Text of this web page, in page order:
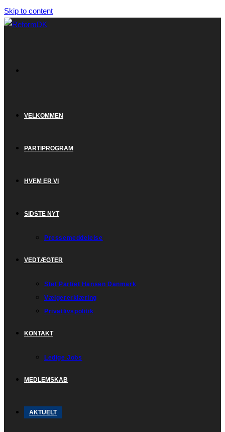
Skip to content
VELKOMMEN
PARTIPROGRAM
HVEM ER VI
SIDSTE NYT
Pressemeddelelse
VEDTÆGTER
Støt Partiet Hansen Danmark
Vælgererklæring
Privatlivspolitik
KONTAKT
Ledige Jobs
MEDLEMSKAB
AKTUELT